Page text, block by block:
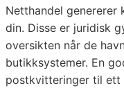
Netthandel
din. Disse er juridisk
oversikten når de
butikksystemer. En
postkvitteringer til ett